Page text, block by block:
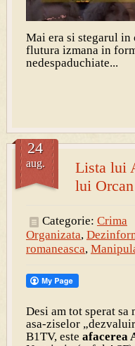
Mai era si stegarul in
flutura izmana in
nedespaduchiate...
Lista lui
lui Orcan
24
aug.
Categorie: Crima
Organizata,
romaneasca,
Desi am tot sperat sa
asa-ziselor
B1TV, este afacerea